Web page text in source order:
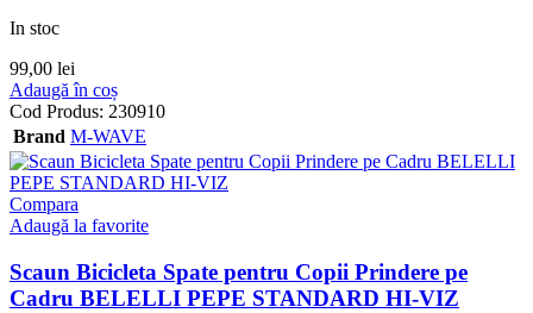
In stoc
99,00 lei
Adaugă în coș
Cod Produs: 230910
Brand M-WAVE
Compara
Adaugă la favorite
Scaun Bicicleta Spate pentru Copii Prindere pe
Cadru BELELLI PEPE STANDARD HI-VIZ